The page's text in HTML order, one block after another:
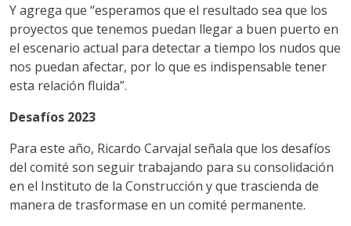
Y agrega que “esperamos que el resultado sea que los
proyectos que tenemos puedan llegar a buen puerto en
el escenario actual para detectar a tiempo los nudos que
nos puedan afectar, por lo que es indispensable tener
esta relación fluida”.
Desafíos 2023
Para este año, Ricardo Carvajal señala que los desafíos
del comité son seguir trabajando para su consolidación
en el Instituto de la Construcción y que trascienda de
manera de trasformase en un comité permanente.